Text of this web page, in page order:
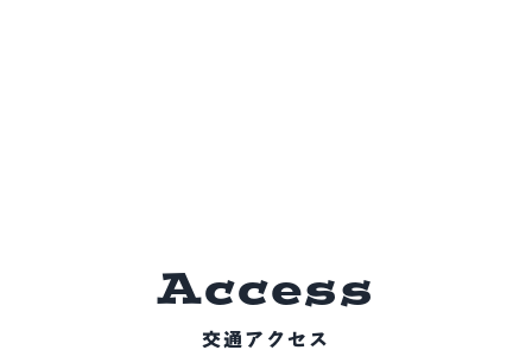
Access
交通アクセス